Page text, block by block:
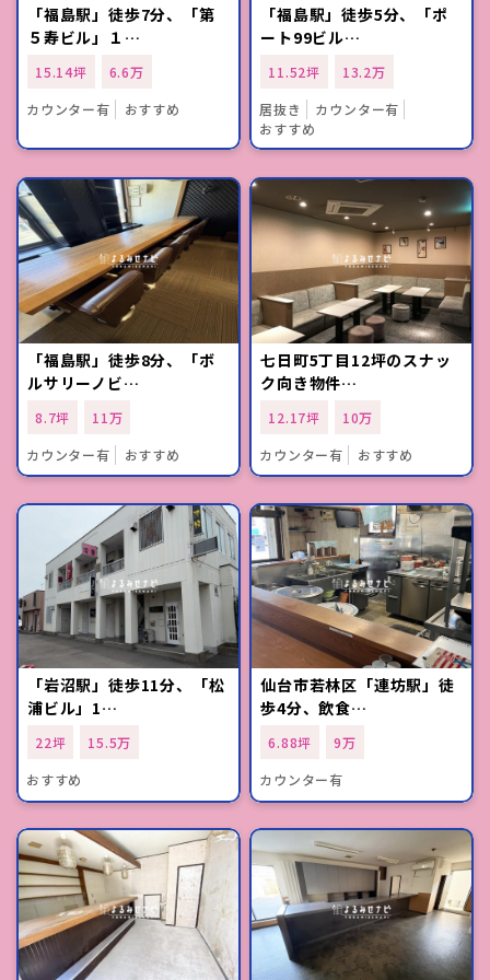
「福島駅」徒歩7分、「第
５寿ビル」１…
15.14坪
6.6万
カウンター有
おすすめ
「福島駅」徒歩5分、「ポ
ート99ビル…
11.52坪
13.2万
居抜き
カウンター有
おすすめ
「福島駅」徒歩8分、「ボ
ルサリーノビ…
8.7坪
11万
カウンター有
おすすめ
七日町5丁目12坪のスナッ
ク向き物件…
12.17坪
10万
カウンター有
おすすめ
「岩沼駅」徒歩11分、「松
浦ビル」1…
22坪
15.5万
おすすめ
仙台市若林区「連坊駅」徒
歩4分、飲食…
6.88坪
9万
カウンター有